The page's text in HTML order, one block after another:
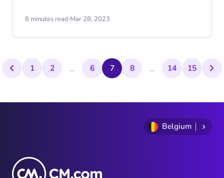
prijswijzigingen aangekondigd voor 2024
8 minutes read·Mar 28, 2023
1 2 ... 6 7 8 ... 14 15
Belgium